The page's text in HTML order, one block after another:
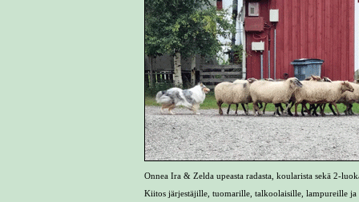
Onnea Ira & Zelda upeasta radasta, koularista sekä 2-
Kiitos järjestäjille, tuomarille, talkoolaisille, lampureille